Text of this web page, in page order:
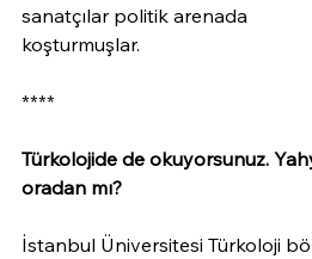
sanatçılar politik arenada
koşturmuşlar.
****
Türkolojide de okuyorsunuz.
oradan mı?
İstanbul Üniversitesi Türkoloji